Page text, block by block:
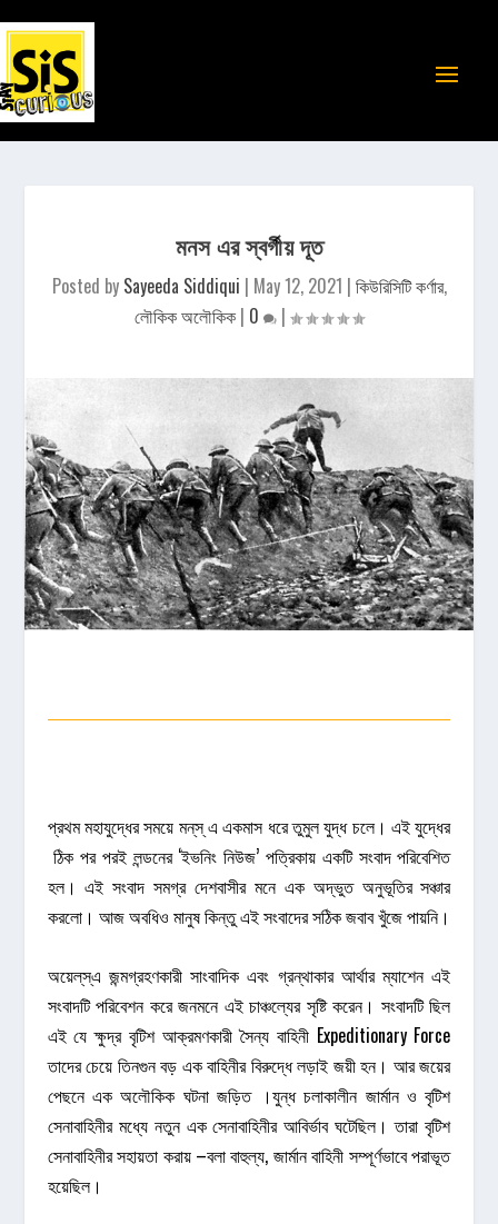
মনস এর স্বর্গীয় দূত
Posted by Sayeeda Siddiqui | May 12, 2021 | কিউরিসিটি কর্ণার,
লৌকিক অলৌকিক | 0 |
প্রথম মহাযুদ্ধের সময়ে মন্‌স্‌ এ একমাস ধরে তুমুল যুদ্ধ চলে। এই যুদ্ধের
ঠিক পর পরই লন্ডনের ‘ইভনিং নিউজ’ পত্রিকায় একটি সংবাদ পরিবেশিত
হল। এই সংবাদ সমগ্র দেশবাসীর মনে এক অদ্ভুত অনুভূতির সঞ্চার
করলো। আজ অবধিও মানুষ কিন্তু এই সংবাদের সঠিক জবাব খুঁজে পায়নি।
অয়েল্‌স্‌এ জন্মগ্রহণকারী সাংবাদিক এবং গ্রন্থাকার আর্থার ম্যাশেন এই
সংবাদটি পরিবেশন করে জনমনে এই চাঞ্চল্যের সৃষ্টি করেন। সংবাদটি ছিল
এই যে ক্ষুদ্র বৃটিশ আক্রমণকারী সৈন্য বাহিনী Expeditionary Force
তাদের চেয়ে তিনগুন বড় এক বাহিনীর বিরুদ্ধে লড়াই জয়ী হন। আর জয়ের
পেছনে এক অলৌকিক ঘটনা জড়িত ।যুন্ধ চলাকালীন জার্মান ও বৃটিশ
সেনাবাহিনীর মধ্যে নতুন এক সেনাবাহিনীর আবির্ভাব ঘটেছিল। তারা বৃটিশ
সেনাবাহিনীর সহায়তা করায় –বলা বাহুল্য, জার্মান বাহিনী সম্পূর্ণভাবে পরাভূত
হয়েছিল।